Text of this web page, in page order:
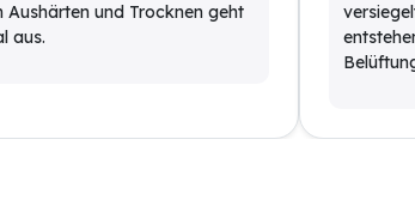
und Trocknen geht
aus.